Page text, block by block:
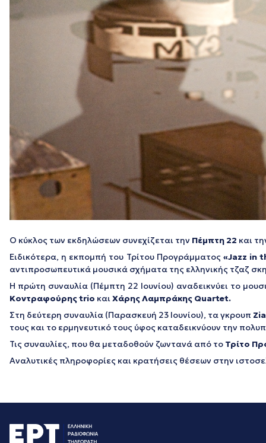
Ο κύκλος των εκδηλώσεων συνεχίζεται την Πέμπτη 22 και
Ειδικότερα, η εκπομπή του Τρίτου Προγράμματος «Jazz in
αντιπροσωπευτικά μουσικά σχήματα της ελληνικής τζαζ
Η πρώτη συναυλία (Πέμπτη 22 Ιουνίου) αναδεικνύει το
Κοντραφούρης trio καιΧάρης Λαμπράκης Quartet.
Στη δεύτερη συναυλία (Παρασκευή 23 Ιουνίου), τα γκρουπ
τους και το ερμηνευτικό τους ύφος καταδεικνύουν την
Τις συναυλίες, που θα μεταδοθούν ζωντανά από το Τρίτο
Αναλυτικές πληροφορίες και κρατήσεις θέσεων στην